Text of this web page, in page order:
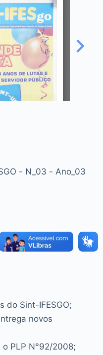
- N_03 - Ano_03
do Sint-IFESGO;
novos
PLP N°92/2008;